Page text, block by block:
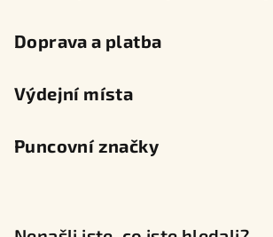
Doprava a platba
Výdejní místa
Puncovní značky